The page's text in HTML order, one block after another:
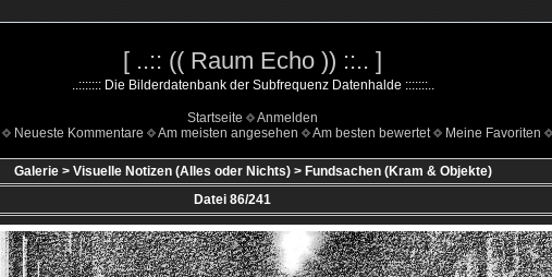
[ ..:: (( Raum Echo )) ::.. ]
..::::::: Die Bilderdatenbank der Subfrequenz Datenhalde :::::::..
Startseite
Anmelden
Neueste Kommentare Am meisten angesehen Am besten bewertet Meine Favoriten
Galerie> Visuelle Notizen (Alles oder Nichts)> Fundsachen (Kram & Objekte)
Datei 86/241